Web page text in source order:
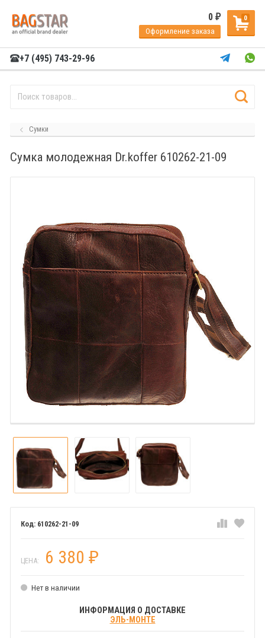
0
0₽
Оформление заказа
+7 (495) 743-29-96
Сумки
Сумка молодежная Dr.koffer 610262-21-09
610262-21-09
ЦЕНА: 6 380 ₽
Нет в наличии
ИНФОРМАЦИЯ О ДОСТАВКЕ
ЭЛЬ-МОНТЕ